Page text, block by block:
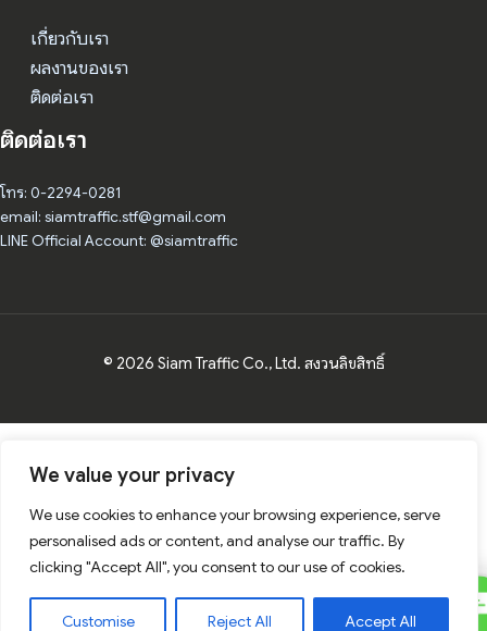
We value your privacy
We use cookies to enhance your browsing experience, serve
personalised ads or content, and analyse our traffic. By
clicking "Accept All", you consent to our use of cookies.
Customise Reject All Accept All
เกี่ยวกับเรา
ผลงานของเรา
ติดต่อเรา
ติดต่อเรา
โทร: 0-2294-0281
email: siamtraffic.stf@gmail.com
LINE Official Account: @siamtraffic
© 2026 Siam Traffic Co., Ltd. สงวนลิขสิทธิ์